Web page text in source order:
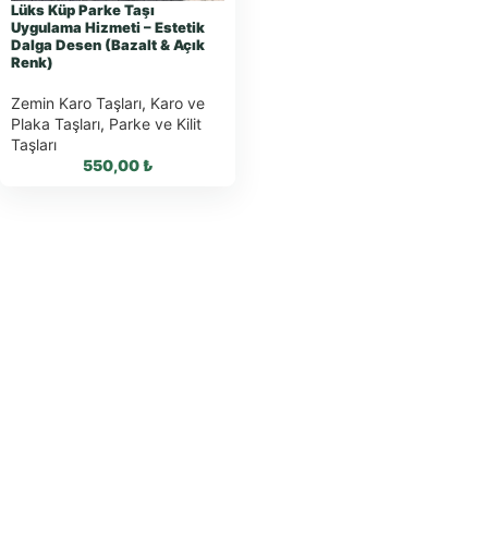
Lüks Küp Parke Taşı
Uygulama Hizmeti – Estetik
Dalga Desen (Bazalt & Açık
Renk)
Zemin Karo Taşları, Karo ve
Plaka Taşları, Parke ve Kilit
Taşları
550,00₺